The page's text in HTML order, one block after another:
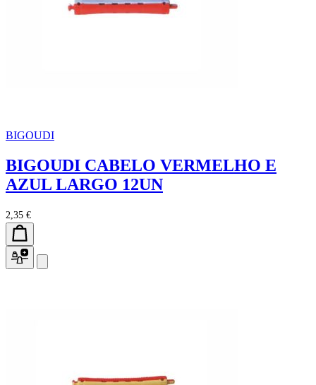
BIGOUDI
BIGOUDI CABELO VERMELHO E
AZUL LARGO 12UN
2,35 €